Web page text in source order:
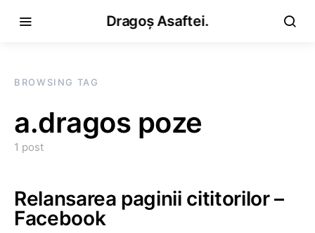
Dragoș Asaftei.
BROWSING TAG
a.dragos poze
1 post
Relansarea paginii cititorilor –
Facebook